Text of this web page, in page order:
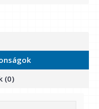
(0)